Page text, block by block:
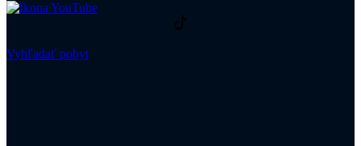
Vyhľadať pobyt